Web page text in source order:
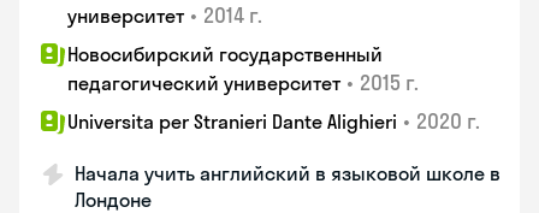
университет • 2014 г.
Новосибирский государственный
педагогический университет • 2015 г.
Universita per Stranieri Dante Alighieri • 2020 г.
Начала учить английский в языковой школе в
Лондоне